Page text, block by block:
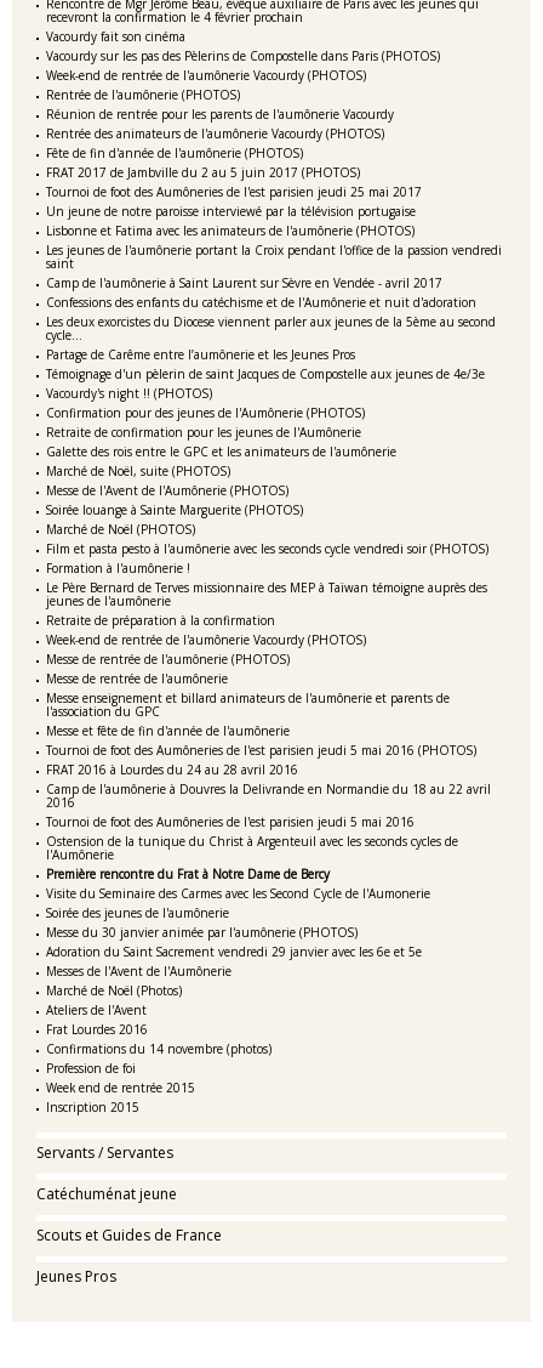
Rencontre de Mgr Jérôme Beau, évêque auxiliaire de Paris avec les jeunes qui
recevront la confirmation le 4 février prochain
Vacourdy fait son cinéma
Vacourdy sur les pas des Pèlerins de Compostelle dans Paris (PHOTOS)
Week-end de rentrée de l'aumônerie Vacourdy (PHOTOS)
Rentrée de l'aumônerie (PHOTOS)
Réunion de rentrée pour les parents de l'aumônerie Vacourdy
Rentrée des animateurs de l'aumônerie Vacourdy (PHOTOS)
Fête de fin d'année de l'aumônerie (PHOTOS)
FRAT 2017 de Jambville du 2 au 5 juin 2017 (PHOTOS)
Tournoi de foot des Aumôneries de l'est parisien jeudi 25 mai 2017
Un jeune de notre paroisse interviewé par la télévision portugaise
Lisbonne et Fatima avec les animateurs de l'aumônerie (PHOTOS)
Les jeunes de l'aumônerie portant la Croix pendant l'office de la passion vendredi
saint
Camp de l'aumônerie à Saint Laurent sur Sèvre en Vendée - avril 2017
Confessions des enfants du catéchisme et de l'Aumônerie et nuit d'adoration
Les deux exorcistes du Diocese viennent parler aux jeunes de la 5ème au second
cycle...
Partage de Carême entre l’aumônerie et les Jeunes Pros
Témoignage d'un pèlerin de saint Jacques de Compostelle aux jeunes de 4e/3e
Vacourdy's night !! (PHOTOS)
Confirmation pour des jeunes de l'Aumônerie (PHOTOS)
Retraite de confirmation pour les jeunes de l'Aumônerie
Galette des rois entre le GPC et les animateurs de l'aumônerie
Marché de Noël, suite (PHOTOS)
Messe de l'Avent de l'Aumônerie (PHOTOS)
Soirée louange à Sainte Marguerite (PHOTOS)
Marché de Noël (PHOTOS)
Film et pasta pesto à l'aumônerie avec les seconds cycle vendredi soir (PHOTOS)
Formation à l'aumônerie !
Le Père Bernard de Terves missionnaire des MEP à Taïwan témoigne auprès des
jeunes de l'aumônerie
Retraite de préparation à la confirmation
Week-end de rentrée de l'aumônerie Vacourdy (PHOTOS)
Messe de rentrée de l'aumônerie (PHOTOS)
Messe de rentrée de l'aumônerie
Messe enseignement et billard animateurs de l'aumônerie et parents de
l'association du GPC
Messe et fête de fin d'année de l'aumônerie
Tournoi de foot des Aumôneries de l'est parisien jeudi 5 mai 2016 (PHOTOS)
FRAT 2016 à Lourdes du 24 au 28 avril 2016
Camp de l'aumônerie à Douvres la Delivrande en Normandie du 18 au 22 avril
2016
Tournoi de foot des Aumôneries de l'est parisien jeudi 5 mai 2016
Ostension de la tunique du Christ à Argenteuil avec les seconds cycles de
l'Aumônerie
Première rencontre du Frat à Notre Dame de Bercy
Visite du Seminaire des Carmes avec les Second Cycle de l'Aumonerie
Soirée des jeunes de l'aumônerie
Messe du 30 janvier animée par l'aumônerie (PHOTOS)
Adoration du Saint Sacrement vendredi 29 janvier avec les 6e et 5e
Messes de l'Avent de l'Aumônerie
Marché de Noël (Photos)
Ateliers de l'Avent
Frat Lourdes 2016
Confirmations du 14 novembre (photos)
Profession de foi
Week end de rentrée 2015
Inscription 2015
Servants / Servantes
Catéchuménat jeune
Scouts et Guides de France
Jeunes Pros